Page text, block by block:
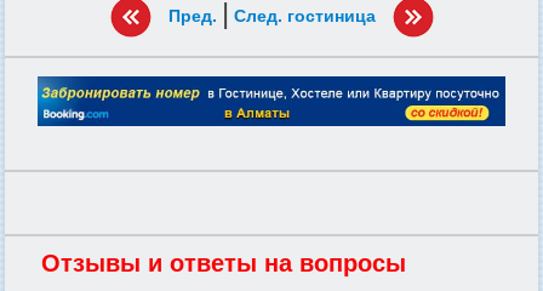
Пред. | След. гостиница
Отзывы и ответы на вопросы